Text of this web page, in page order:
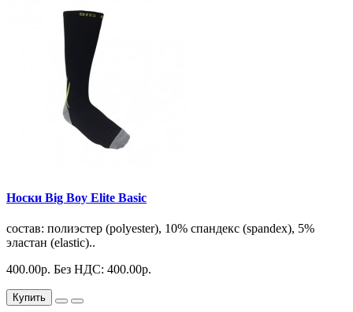
Носки Big Boy Elite Basic
состав: полиэстер (polyester), 10% спандекс (spandex), 5%
эластан (elastic)..
400.00р. Без НДС: 400.00р.
Купить